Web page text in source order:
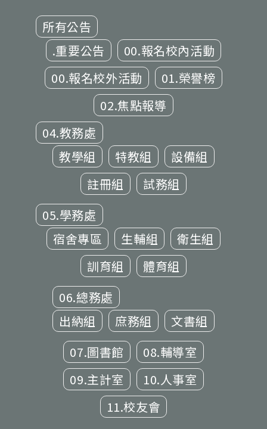
所有公告
.重要公告
00.報名校內活動
00.報名校外活動
01.榮譽榜
02.焦點報導
04.教務處
教學組
特教組
設備組
註冊組
試務組
05.學務處
宿舍專區
生輔組
衛生組
訓育組
體育組
06.總務處
出納組
庶務組
文書組
07.圖書館
08.輔導室
09.主計室
10.人事室
11.校友會